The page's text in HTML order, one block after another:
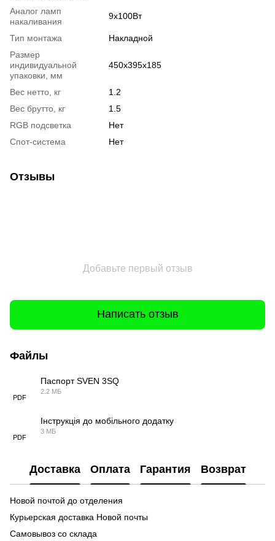
Аналог ламп
накаливания
9х100Вт
Тип монтажа
Накладной
Размер
индивидуальной
упаковки, мм
450x395x185
Вес нетто, кг
1.2
Вес брутто, кг
1.5
RGB подсветка
Нет
Спот-система
Нет
Отзывы
Добавьте первый отзыв
Написать отзыв
Файлы
PDF
Паспорт SVEN 3SQ
2.2 МБ
PDF
Інструкція до мобільного додатку
3 МБ
Доставка Оплата Гарантия Возврат
Новой почтой до отделения
Курьерская доставка Новой почты
Самовывоз со склада